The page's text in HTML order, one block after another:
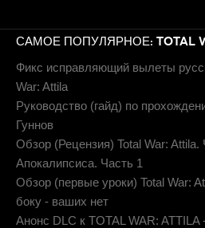
САМОЕ ПОПУЛЯРНОЕ: TOTAL
Фикс исправляющий вылеты
War: Attila
Руководство (гайд) по
Гуннов
Обзор (Рецензия) Total War:
Апокалипсиса. Часть 1
Обзор (первые уроки) Total War:
боку - ваших нет
Анонс DLC к TOTAL WAR: ATTILA